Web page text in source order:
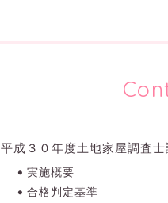
平成３０年度土地家屋調査
実施概要
合格判定基準